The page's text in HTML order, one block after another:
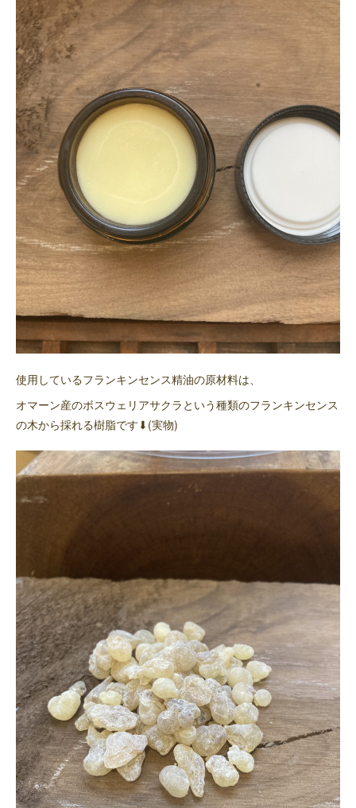
使用しているフランキンセンス精油の原材料は、
オマーン産のボスウェリアサクラという種類のフランキンセンス
の木から採れる樹脂です⬇︎(実物)